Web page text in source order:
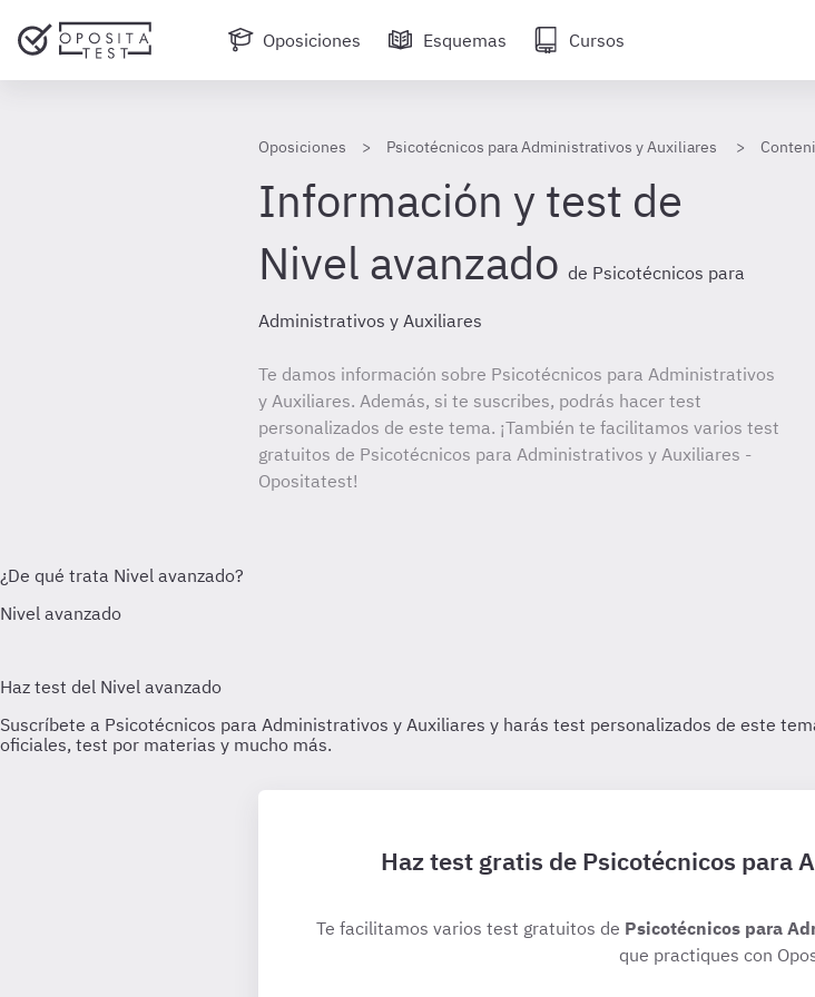
Oposiciones Esquemas Cursos
Oposiciones Psicotécnicos para Administrativos y Auxiliares
Información y test de
Nivel avanzado de Psicotécnicos para
Administrativos y Auxiliares
Te damos información sobre Psicotécnicos para Administrativos
y Auxiliares. Además, si te suscribes, podrás hacer test
personalizados de este tema. ¡También te facilitamos varios test
gratuitos de Psicotécnicos para Administrativos y Auxiliares -
Opositatest!
Haz test gratis de Psicotécnicos para
Te facilitamos varios test gratuitos de Psicotécnicos para
que practiques con